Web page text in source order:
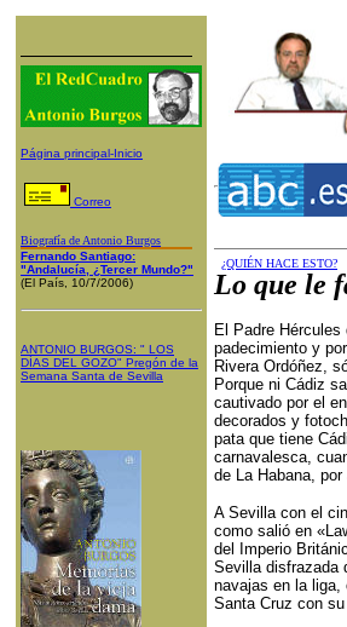
Página principal-Inicio
Correo
Biografía de Antonio Burgos
Fernando Santiago:
"Andalucía, ¿Tercer Mundo?"
(El País, 10/7/2006)
ANTONIO BURGOS: " LOS
DÍAS DEL GOZO" Pregón de la
Semana Santa de Sevilla
¿QUIÉN HACE ESTO?
Lo que le
El Padre
padecimiento y
Rivera Ordóñez,
Porque ni Cádiz
cautivado por el
decorados y
pata que tiene
carnavalesca,
de La Habana,
A Sevilla con el
como salió en
del Imperio
Sevilla disfrazada
navajas en la liga,
Santa Cruz con